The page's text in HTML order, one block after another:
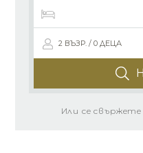
2 ВЪЗР. / 0 ДЕЦА
Или се свържете